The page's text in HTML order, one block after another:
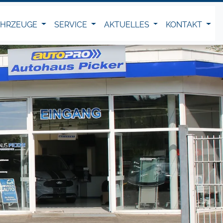
SERVICE AKTUELLES KONTAKT